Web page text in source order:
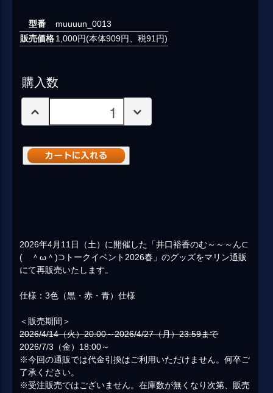
型番
muuuun_0013
販売価格1,000円(本体909円、税91円)
購入数
2026年4月11日（土）に開催した「井口裕香のむ～～～ん⊂
( ＾ω＾)⊃トークイベント2026春」のグッズをマリン通販
にて再販売いたします。
仕様：3色（黒・赤・青）仕様
＜販売期間＞
2026/4/14（火）20:00～2026/4/27（月）23:59まで
2026/7/3（金）18:00～
※今回の通販では代金引換はご利用いただけません。何卒ご
了承ください。
※受注販売ではございません。在庫数が無くなり次第、販売